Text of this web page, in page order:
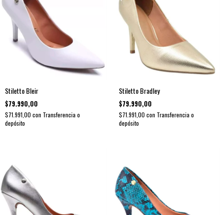
Stiletto Bleir
$79.990,00
$71.991,00 con Transferencia o
depósito
Stiletto Bradley
$79.990,00
$71.991,00 con Transferencia o
depósito